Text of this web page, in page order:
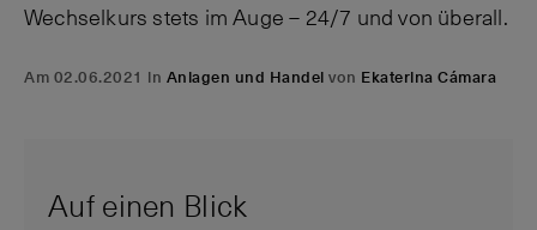
Wechselkurs stets im Auge – 24/7 und von überall.
Am 02.06.2021 in Anlagen und Handel von Ekaterina Cámara
Auf einen Blick